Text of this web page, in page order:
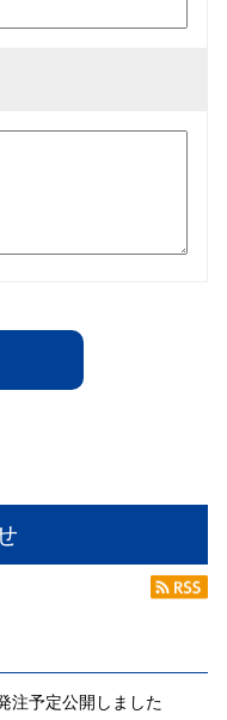
注予定公開しました